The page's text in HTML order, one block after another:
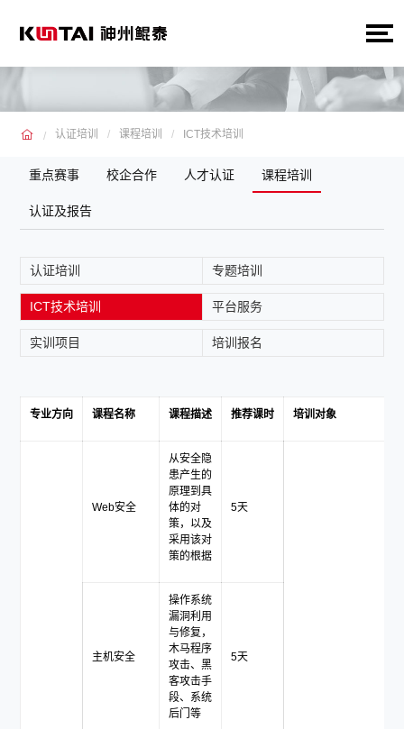
认证培训 课程培训 ICT技术培训
重点赛事 校企合作 人才认证 课程培训
认证及报告
认证培训 专题培训
ICT技术培训 平台服务
实训项目 培训报名
专业方向 课程名称 课程描述 推荐课时 培训对象
Web安全
从安全隐
患产生的
原理到具
体的对
策，以及
采用该对
策的根据
5天
主机安全
操作系统
漏洞利用
与修复，
木马程序
攻击、黑
客攻击手
段、系统
后门等
5天